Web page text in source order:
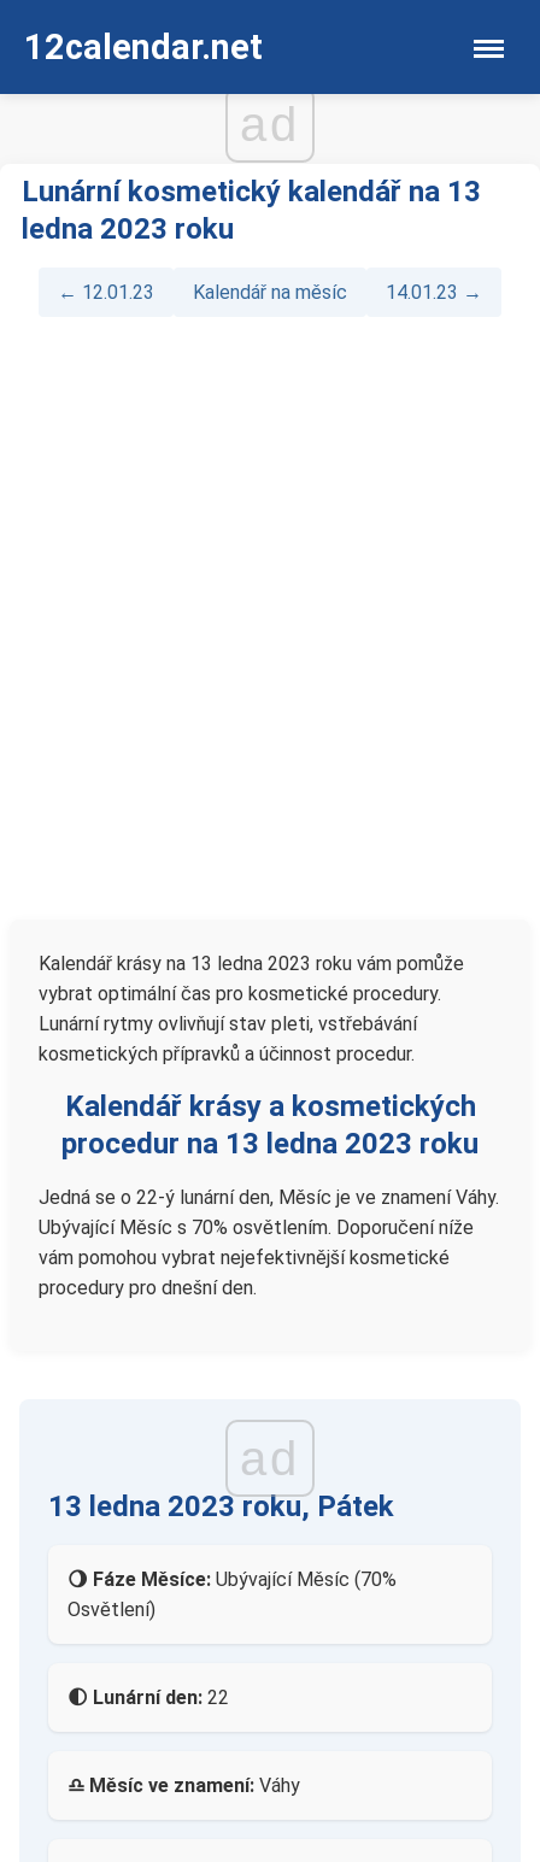
12calendar.net
ad
Lunární kosmetický kalendář na 13
ledna 2023 roku
← 12.01.23 Kalendář na měsíc 14.01.23 →
Kalendář krásy na 13 ledna 2023 roku vám pomůže
vybrat optimální čas pro kosmetické procedury.
Lunární rytmy ovlivňují stav pleti, vstřebávání
kosmetických přípravků a účinnost procedur.
Kalendář krásy a kosmetických
procedur na 13 ledna 2023 roku
Jedná se o 22-ý lunární den, Měsíc je ve znamení Váhy.
Ubývající Měsíc s 70% osvětlením. Doporučení níže
vám pomohou vybrat nejefektivnější kosmetické
procedury pro dnešní den.
ad
13 ledna 2023 roku, Pátek
🌖 Fáze Měsíce: Ubývající Měsíc (70%
Osvětlení)
🌓 Lunární den: 22
♎ Měsíc ve znamení: Váhy